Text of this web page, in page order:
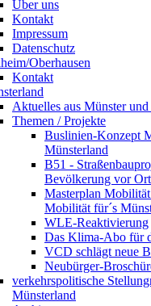
Über uns
Kontakt
Impressum
Datenschutz
Oberhausen
Kontakt
Aktuelles aus Münster
Themen / Projekte
Buslinien-Konzept
Münsterland
B51 -
Bevölkerung vor Ort
Masterplan
Mobilität für´s
WLE-Reaktivierung
Das Klima-Abo für
VCD schlägt neue
Neubürger-
verkehrspolitische
Münsterland